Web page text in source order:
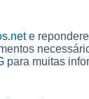
e
para muitas